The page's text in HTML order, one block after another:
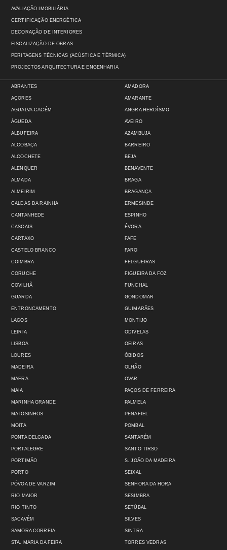
AVALIAÇÃO IMOBILIÁRIA
CERTIFICAÇÃO ENERGÉTICA
DECORAÇÃO DE INTERIORES
FISCALIZAÇÃO DE OBRAS
PERITAGENS TÉCNICAS (ACÚSTICA E TÉRMICA)
PROJECTOS ARQUITECTURA E ENGENHARIA
ABRANTES
AÇORES
AGUALVA-CACÉM
ÁGUEDA
ALBUFEIRA
ALCOBAÇA
ALCOCHETE
ALENQUER
ALMADA
ALMEIRIM
AMADORA
AMARANTE
ANGRA HEROÍSMO
AVEIRO
AZAMBUJA
BARREIRO
BEJA
BENAVENTE
BRAGA
BRAGANÇA
CALDAS DA RAINHA
CANTANHEDE
CASCAIS
CARTAXO
CASTELO BRANCO
COIMBRA
CORUCHE
COVILHÃ
GUARDA
ENTRONCAMENTO
ERMESINDE
ESPINHO
ÉVORA
FAFE
FARO
FELGUEIRAS
FIGUEIRA DA FOZ
FUNCHAL
GONDOMAR
GUIMARÃES
LAGOS
LEIRIA
LISBOA
LOURES
MADEIRA
MAFRA
MAIA
MARINHA GRANDE
MATOSINHOS
MOITA
MONTIJO
ODIVELAS
OEIRAS
ÓBIDOS
OLHÃO
OVAR
PAÇOS DE FERREIRA
PALMELA
PENAFIEL
POMBAL
PONTA DELGADA
PORTALEGRE
PORTIMÃO
PORTO
PÓVOA DE VARZIM
RIO MAIOR
RIO TINTO
SACAVÉM
SAMORA CORREIA
STA. MARIA DA FEIRA
SANTARÉM
SANTO TIRSO
S. JOÃO DA MADEIRA
SEIXAL
SENHORA DA HORA
SESIMBRA
SETÚBAL
SILVES
SINTRA
TORRES VEDRAS